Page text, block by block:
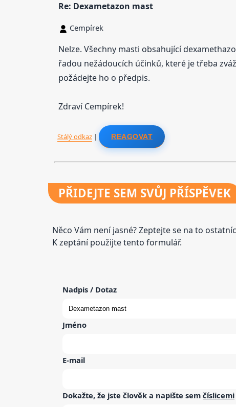
Re: Dexametazon mast
Cempírek
Nelze. Všechny masti obsahující
řadou nežádoucích účinků, které je třeba
požádejte ho o předpis.
Zdraví Cempírek!
Stálý odkaz | REAGOVAT
PŘIDEJTE SEM SVŮJ PŘÍSPĚVEK
Něco Vám není jasné? Zeptejte se na to
K zeptání použijte tento formulář.
Nadpis / Dotaz
Jméno
E-mail
Dokažte, že jste člověk a napište semčíslicemi